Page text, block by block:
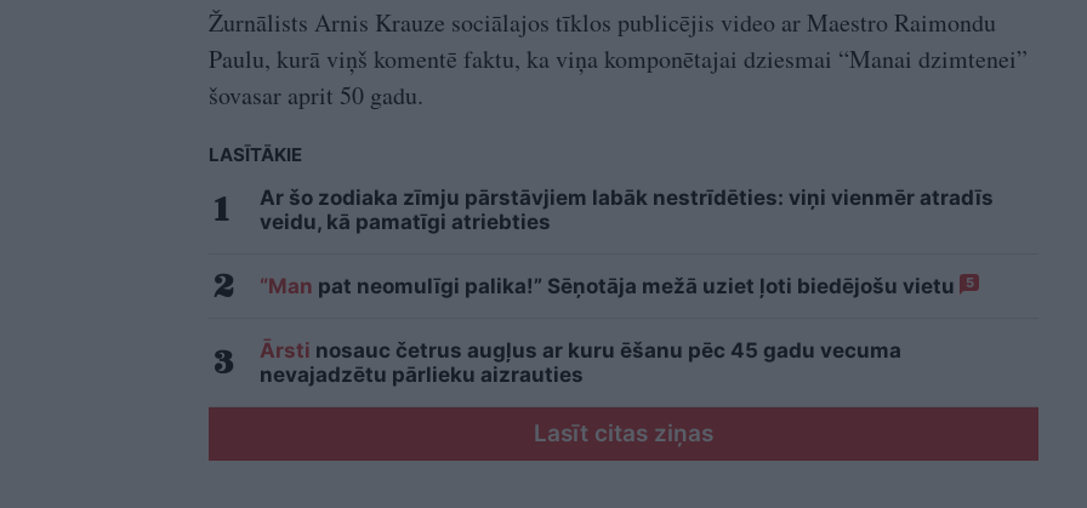
Žurnālists Arnis Krauze sociālajos tīklos publicējis video ar Maestro Raimondu
Paulu, kurā viņš komentē faktu, ka viņa komponētajai dziesmai “Manai dzimtenei”
šovasar aprit 50 gadu.
LASĪTĀKIE
Ar šo zodiaka zīmju pārstāvjiem labāk nestrīdēties: viņi vienmēr atradīs
veidu, kā pamatīgi atriebties
“Man pat neomulīgi palika!” Sēņotāja mežā uziet ļoti biedējošu vietu 5
Ārsti nosauc četrus augļus ar kuru ēšanu pēc 45 gadu vecuma
nevajadzētu pārlieku aizrauties
Lasīt citas ziņas